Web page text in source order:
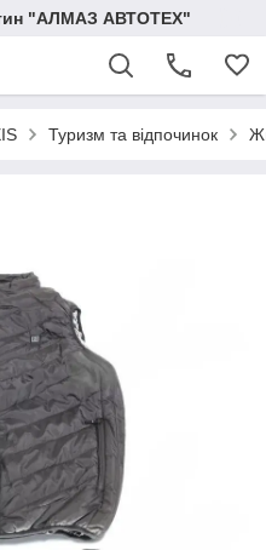
"АЛМАЗ АВТОТЕХ"
Туризм та відпочинок